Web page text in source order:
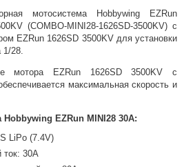
мотосистема Hobbywing EZRun
(COMBO-MINI28-1626SD-3500KV) с
EZRun 1626SD 3500KV для установки
1/28.
мотора EZRun 1626SD 3500KV с
максимальная скорость и
EZRun MINI28 30А:
LiPo (7.4V)
ток: 30А